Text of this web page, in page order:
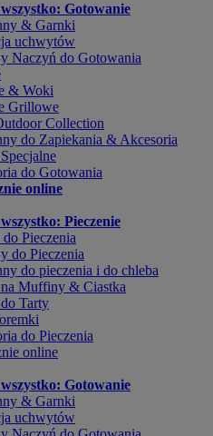
Gotowanie
& Garnki
uchwytów
Naczyń do Gotowania
& Woki
Grillowe
Collection
do Zapiekania & Akcesoria
do Gotowania
online
Pieczenie
Pieczenia
do Pieczenia
do pieczenia i do chleba
Muffiny & Ciastka
Tarty
do Pieczenia
online
Gotowanie
& Garnki
uchwytów